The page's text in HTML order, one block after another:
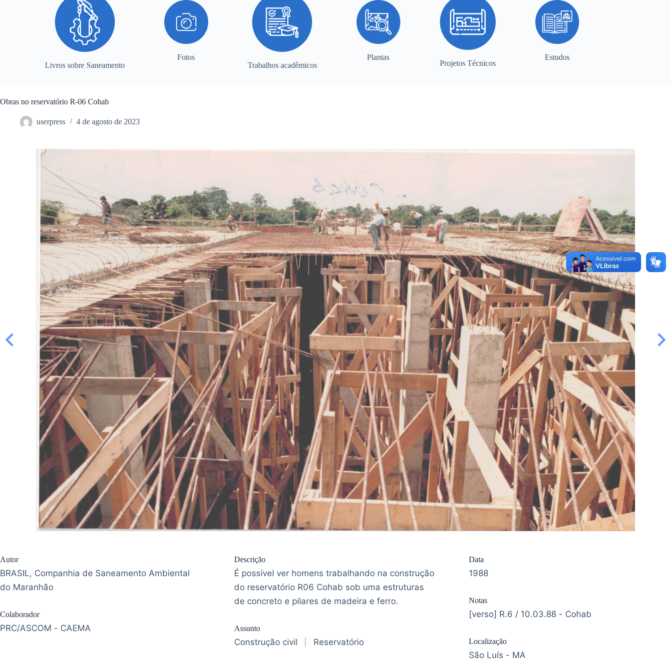
Livros sobre Saneamento
Fotos
Trabalhos acadêmicos
Plantas
Projetos Técnicos
Estudos
Obras no reservatório R-06 Cohab
userpress 4 de agosto de 2023
Autor
BRASIL, Companhia de Saneamento Ambiental
do Maranhão
Colaborador
PRC/ASCOM - CAEMA
Descrição
É possível ver homens trabalhando na construção
do reservatório R06 Cohab sob uma estruturas
de concreto e pilares de madeira e ferro.
Assunto
Construção civil Reservatório
Data
1988
Notas
[verso] R.6 / 10.03.88 - Cohab
Localização
São Luís - MA